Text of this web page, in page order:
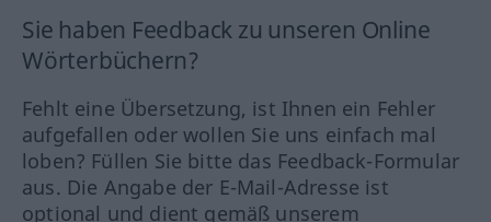
Sie haben Feedback zu unseren Online
Wörterbüchern?
Fehlt eine Übersetzung, ist Ihnen ein Fehler
aufgefallen oder wollen Sie uns einfach mal
loben? Füllen Sie bitte das Feedback-Formular
aus. Die Angabe der E-Mail-Adresse ist
optional und dient gemäß unserem